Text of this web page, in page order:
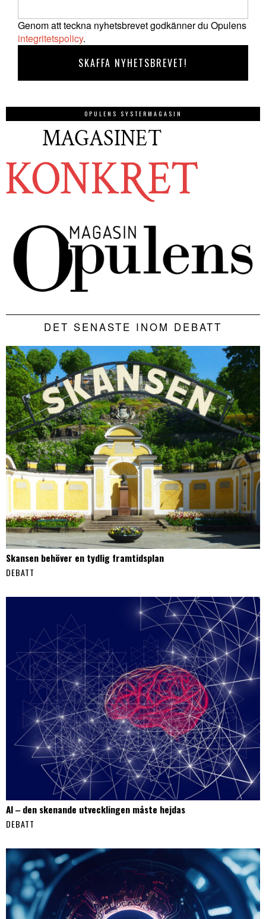
Genom att teckna nyhetsbrevet godkänner du Opulens
integritetspolicy.
OPULENS SYSTERMAGASIN
DET SENASTE INOM DEBATT
Skansen behöver en tydlig framtidsplan
DEBATT
AI ‒ den skenande utvecklingen måste hejdas
DEBATT